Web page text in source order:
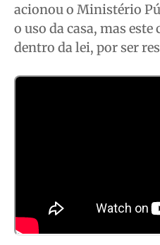
acionou o Ministério
o uso da casa, mas
dentro da lei, por ser